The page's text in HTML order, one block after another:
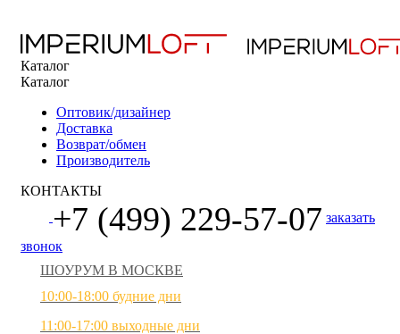
Каталог
Каталог
Оптовик/дизайнер
Доставка
Возврат/обмен
Производитель
КОНТАКТЫ
+7 (499) 229-57-07 заказать
звонок
ШОУРУМ В МОСКВЕ
10:00-18:00 будние дни
11:00-17:00 выходные дни